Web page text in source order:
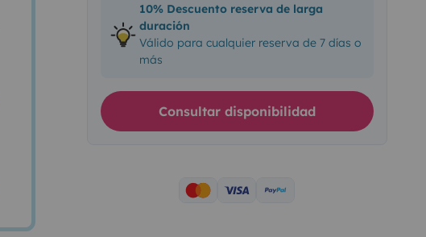
10% Descuento reserva de larga
duración
Válido para cualquier reserva de 7 días o
más
Consultar disponibilidad